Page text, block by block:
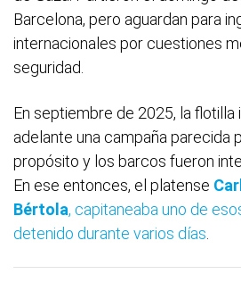
Barcelona, pero aguardan para
internacionales por cuestiones
seguridad.
En septiembre de 2025, la flotilla
adelante una campaña parecida
propósito y los barcos fueron
En ese entonces, el platense
Bértola, capitaneaba uno de
detenido durante varios días